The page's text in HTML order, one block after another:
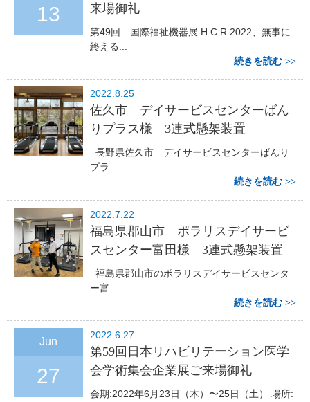
13
来場御礼
第49回 国際福祉機器展 H.C.R.2022、無事に
終える...
続きを読む
2022.8.25
佐久市 デイサービスセンターばん
りプラス様 3連式懸架装置
長野県佐久市 デイサービスセンターばんり
プラ...
続きを読む
2022.7.22
福島県郡山市 ポラリスデイサービ
スセンター富田様 3連式懸架装置
福島県郡山市のポラリスデイサービスセンタ
ー富...
続きを読む
Jun
27
2022.6.27
第59回日本リハビリテーション医学
会学術集会企業展ご来場御礼
会期:2022年6月23日（木）〜25日（土） 場所: